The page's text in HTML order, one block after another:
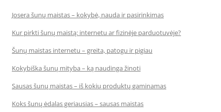
Josera šunų maistas – kokybė, nauda ir pasirinkimas
Kur pirkti šunų maistą: internetu ar fizinėje parduotuvėje?
Šunų maistas internetu – greita, patogu ir pigiau
Kokybiška šunų mityba – ką naudinga žinoti
Sausas šunų maistas – iš kokių produktų gaminamas
Koks šunų ėdalas geriausias – sausas maistas